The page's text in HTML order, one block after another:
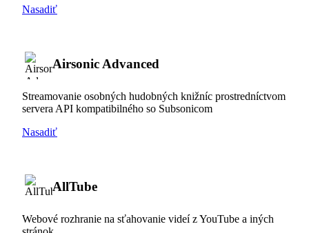
Nasadiť
Airsonic Advanced
Streamovanie osobných hudobných knižníc prostredníctvom
servera API kompatibilného so Subsonicom
Nasadiť
AllTube
Webové rozhranie na sťahovanie videí z YouTube a iných